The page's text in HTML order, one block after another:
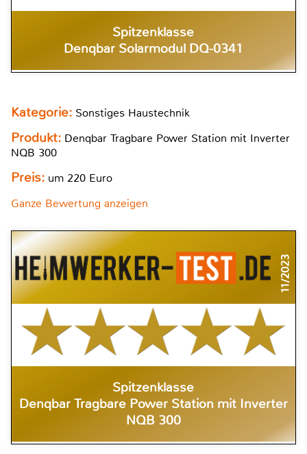
Spitzenklasse
Denqbar Solarmodul DQ-0341
Kategorie: Sonstiges Haustechnik
Produkt: Denqbar Tragbare Power Station mit Inverter
NQB 300
Preis: um 220 Euro
Ganze Bewertung anzeigen
11/2023
Spitzenklasse
Denqbar Tragbare Power Station mit Inverter
NQB 300